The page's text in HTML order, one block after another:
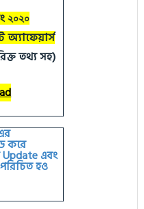
২০২০
অ্যাফেয়ার্স
তথ্য সহ)
করে
Updateএবং
হও